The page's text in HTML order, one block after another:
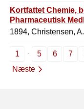
Kortfattet Chemie,
Pharmaceutisk
1894, Christensen,
1 5 6 7
Næste